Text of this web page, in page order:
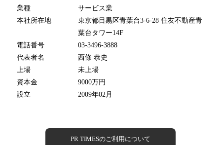
業種
サービス業
本社所在地
東京都目黒区青葉台3-6-28 住友不動産青
葉台タワー14F
電話番号
03-3496-3888
代表者名
西條 恭史
上場
未上場
資本金
9000万円
設立
2009年02月
PR TIMESのご利用について